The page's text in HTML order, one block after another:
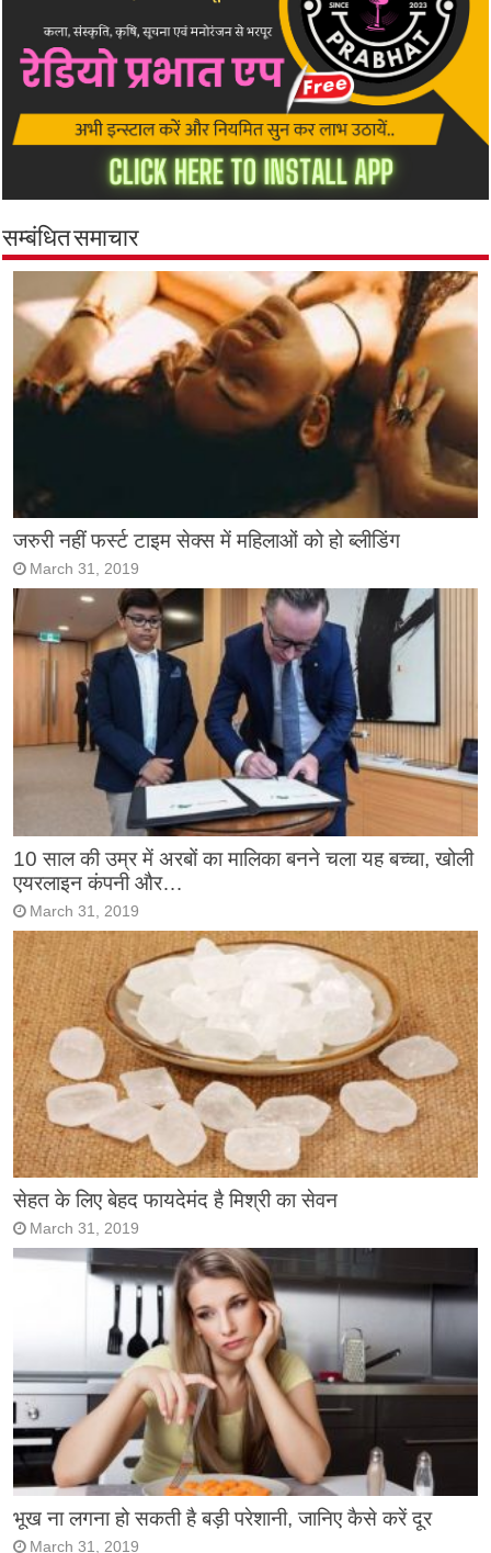
सम्बंधित समाचार
जरुरी नहीं फर्स्ट टाइम सेक्स में महिलाओं को हो ब्लीडिंग
March 31, 2019
10 साल की उम्र में अरबों का मालिका बनने चला यह बच्चा, खोली
एयरलाइन कंपनी और…
March 31, 2019
सेहत के लिए बेहद फायदेमंद है मिश्री का सेवन
March 31, 2019
भूख ना लगना हो सकती है बड़ी परेशानी, जानिए कैसे करें दूर
March 31, 2019